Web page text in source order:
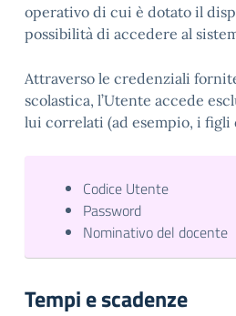
operativo di cui è dotato il
possibilità di accedere al
Attraverso le credenziali
scolastica, l’Utente accede
lui correlati (ad esempio, i figli
Codice Utente
Password
Nominativo del docente
Tempi e scadenze